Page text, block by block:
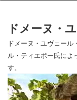
ドメーヌ・
ドメーヌ・ユヴェー
ル・ティエボー氏によ
す。